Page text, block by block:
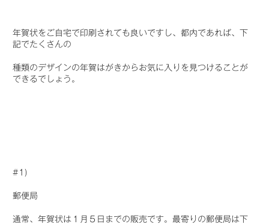
年賀状をご自宅で印刷されても良いですし、都内であれば、下
記でたくさんの
種類のデザインの年賀はがきからお気に入りを見つけることが
できるでしょう。
#1)
郵便局
通常、年賀状は１月５日までの販売です。最寄りの郵便局は下